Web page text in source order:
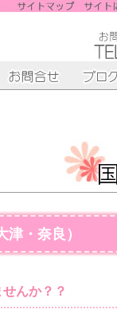
・奈良）
んか？？